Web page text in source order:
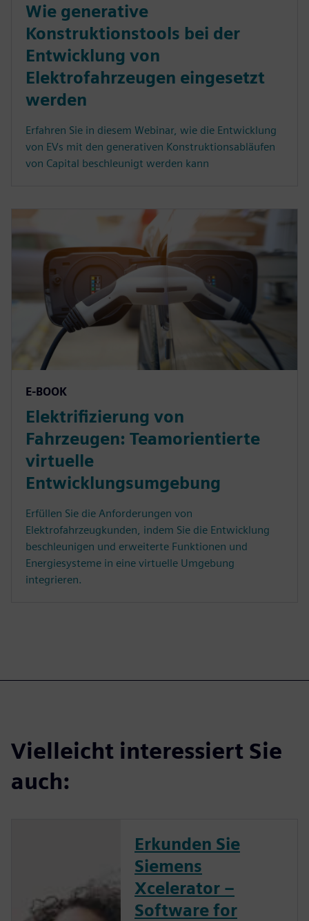
Wie generative
Konstruktionstools bei der
Entwicklung von
Elektrofahrzeugen eingesetzt
werden
Erfahren Sie in diesem Webinar, wie die Entwicklung
von EVs mit den generativen Konstruktionsabläufen
von Capital beschleunigt werden kann
E-BOOK
Elektrifizierung von
Fahrzeugen: Teamorientierte
virtuelle
Entwicklungsumgebung
Erfüllen Sie die Anforderungen von
Elektrofahrzeugkunden, indem Sie die Entwicklung
beschleunigen und erweiterte Funktionen und
Energiesysteme in eine virtuelle Umgebung
integrieren.
Vielleicht interessiert Sie
auch:
Erkunden Sie
Siemens
Xcelerator –
Software for